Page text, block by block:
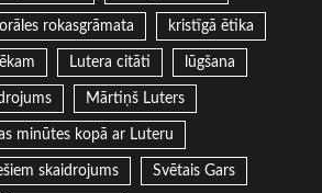
rokasgrāmata kristīgā ētika
Lutera citāti lūgšana
Mārtiņš Luters
minūtes kopā ar Luteru
skaidrojums Svētais Gars